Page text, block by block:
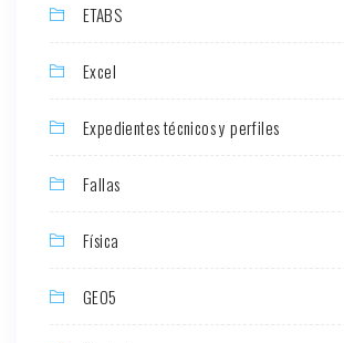
ETABS
Excel
Expedientes técnicos y perfiles
Fallas
Física
GEO5